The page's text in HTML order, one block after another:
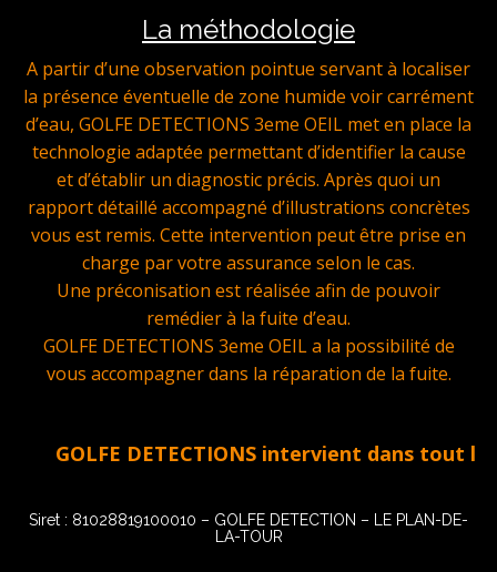
La méthodologie
A partir d’une observation pointue servant à localiser
la présence éventuelle de zone humide voir carrément
d’eau, GOLFE DETECTIONS 3eme OEIL met en place la
technologie adaptée permettant d’identifier la cause
et d’établir un diagnostic précis. Après quoi un
rapport détaillé accompagné d’illustrations concrètes
vous est remis. Cette intervention peut être prise en
charge par votre assurance selon le cas.
Une préconisation est réalisée afin de pouvoir
remédier à la fuite d’eau.
GOLFE DETECTIONS 3eme OEIL a la possibilité de
vous accompagner dans la réparation de la fuite.
GOLFE DETECTIONS intervient dans tout le
Siret : 81028819100010 – GOLFE DETECTION – LE PLAN-DE-
LA-TOUR